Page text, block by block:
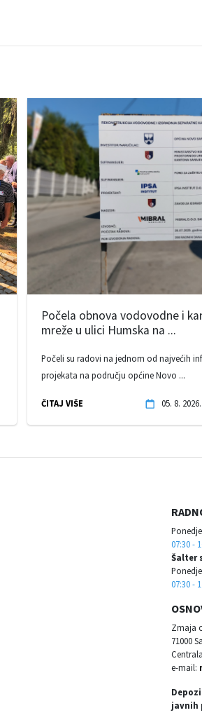
Počela obnova vodovodne i
mreže u ulici Humska na ...
Počeli su radovi na jednom od najvećih
projekata na području općine Novo ...
ČITAJ VIŠE 05. 8. 2026.
07:30 -
Šalter
07:30 -
Zmaja
71000
e-mail:
javnih